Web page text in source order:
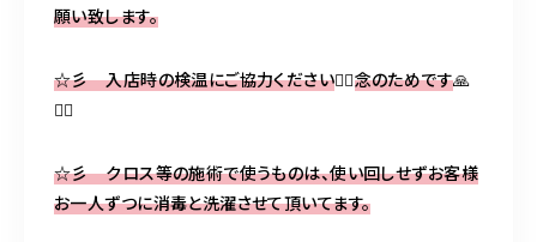
願い致します。
☆彡 入店時の検温にご協力ください🙇‍♀️念のためです🙏
🙇‍♀️
☆彡 クロス等の施術で使うものは、使い回しせずお客様
お一人ずつに消毒と洗濯させて頂いてます。